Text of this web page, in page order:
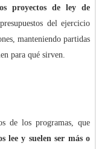
proyectos de ley de
del ejercicio
manteniendo partidas
para qué sirven.
de los programas, que
lee y suelen ser más o